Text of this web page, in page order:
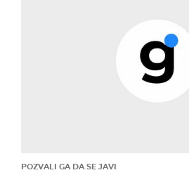
POZVALI GA DA SE JAVI